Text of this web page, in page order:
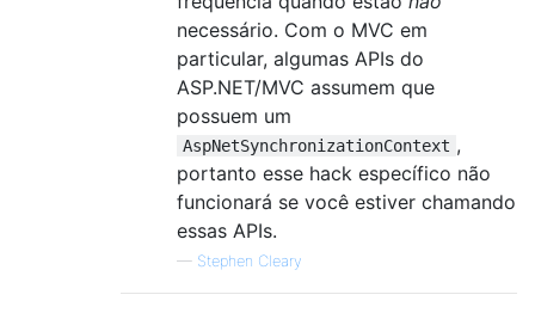
{
                        task
= items
}
}
if
{
                    task
(task Item2
InnerException
{
}
necessário. Com o MVC em
particular, algumas APIs do
ASP.NET/MVC assumem que
possuem um
AspNetSynchronizationContext ,
portanto esse hack específico não
funcionará se você estiver chamando
essas APIs.
— Stephen Cleary